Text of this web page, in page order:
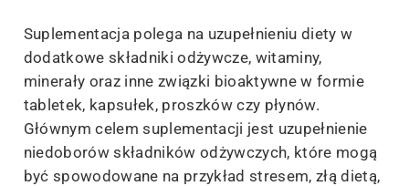
Suplementacja polega na uzupełnieniu diety w
dodatkowe składniki odżywcze, witaminy,
minerały oraz inne związki bioaktywne w formie
tabletek, kapsułek, proszków czy płynów.
Głównym celem suplementacji jest uzupełnienie
niedoborów składników odżywczych, które mogą
być spowodowane na przykład stresem, złą dietą,